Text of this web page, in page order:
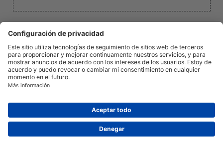
Configuración de cookies
Podemos recibir una comisión si utilizas uno de
nuestros enlaces para realizar una compra.
Acerca deNoticiasInformaciónPrivacidadLegal
info@lenspricer.es
DK44428156